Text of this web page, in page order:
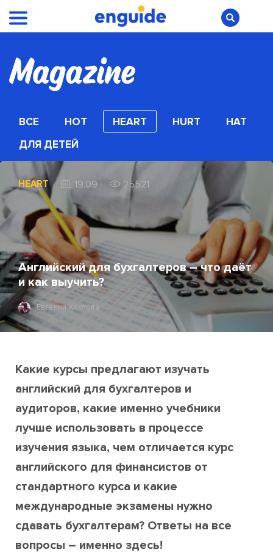
ВСЕ HOT HEART HURT
HAT
ДЛЯ ДЕТЕЙ
HEART 19.09 25521
Английский для бухгалтеров – что даёт
и как выучить?
Евгения Хохлова
Какие курсы предлагают изучать
английский для бухгалтеров и
аудиторов, какие именно учебники
лучше использовать в процессе
изучения языка, чем отличается курс
английского для финансистов от
стандартного курса и какие
международные экзамены нужно
сдавать бухгалтерам? Ответы на все
вопросы – именно здесь!